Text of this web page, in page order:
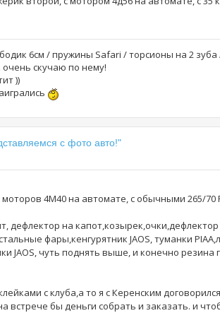
бодик 6см / пружины Safari / торсионы на 2
очень скучаю по нему!
))
с фото авто!"
4М40 на автомате, с обычными 265/70
дефлектор на
фары,кенгурятник JAOS, туманки
JAOS, чуть поднять выше, и конечно резина
с клуба,а то я с Керенским
встрече бы деньги собрать и заказать. и